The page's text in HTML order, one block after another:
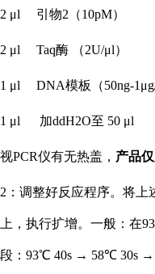
2 μl 引物2（
2 μl Taq酶 （2U/μl
1 μl DNA模板（50ng-
1 μl 加ddH2O至 50 μl
视PCR仪有无热盖， 产品
2：调整好反应程序。将上
上，执行扩增。一般：在
段：93℃ 40s → 58℃ 30s →